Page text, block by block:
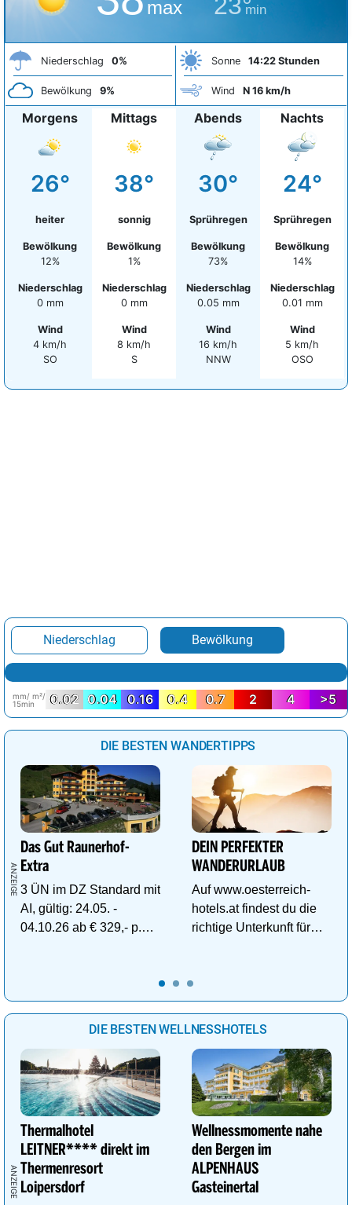
max min
Niederschlag 0%
Bewölkung 9%
Sonne 14:22 Stunden
Wind N 16 km/h
Morgens
26°
heiter
Bewölkung
12%
Niederschlag
0 mm
Wind
4 km/h
SO
Mittags
38°
sonnig
Bewölkung
1%
Niederschlag
0 mm
Wind
8 km/h
S
Abends
30°
Sprühregen
Bewölkung
73%
Niederschlag
0.05 mm
Wind
16 km/h
NNW
Nachts
24°
Sprühregen
Bewölkung
14%
Niederschlag
0.01 mm
Wind
5 km/h
OSO
Niederschlag Bewölkung
mm/ m²/
15min
0.02 0.04 0.16 0.4 0.7 2 4 >5
DIE BESTEN WANDERTIPPS
Das Gut Raunerhof-
Extra
3 ÜN im DZ Standard mit
AI, gültig: 24.05. -
04.10.26 ab € 329,- p.P.
DEIN PERFEKTER
WANDERURLAUB
Auf www.oesterreich-
hotels.at findest du die
richtige Unterkunft für
DIE BESTEN WELLNESSHOTELS
Thermalhotel
LEITNER**** direkt im
Thermenresort
Loipersdorf
Wellnessmomente nahe
den Bergen im
ALPENHAUS
Gasteinertal